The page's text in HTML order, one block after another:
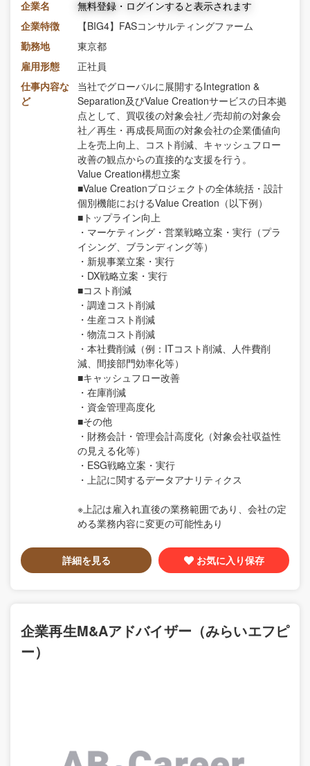
企業名
無料登録・ログインすると表示されます
企業特徴
【BIG4】FASコンサルティングファーム
勤務地
東京都
雇用形態
正社員
仕事内容な
ど
当社でグローバルに展開するIntegration &
Separation及びValue Creationサービスの日本拠
点として、買収後の対象会社／売却前の対象会
社／再生・再成長局面の対象会社の企業価値向
上を売上向上、コスト削減、キャッシュフロー
改善の観点からの直接的な支援を行う。
Value Creation構想立案
■Value Creationプロジェクトの全体統括・設計
個別機能におけるValue Creation（以下例）
■トップライン向上
・マーケティング・営業戦略立案・実行（プラ
イシング、ブランディング等）
・新規事業立案・実行
・DX戦略立案・実行
■コスト削減
・調達コスト削減
・生産コスト削減
・物流コスト削減
・本社費削減（例：ITコスト削減、人件費削
減、間接部門効率化等）
■キャッシュフロー改善
・在庫削減
・資金管理高度化
■その他
・財務会計・管理会計高度化（対象会社収益性
の見える化等）
・ESG戦略立案・実行
・上記に関するデータアナリティクス
※上記は雇入れ直後の業務範囲であり、会社の定
める業務内容に変更の可能性あり
詳細を見る お気に入り保存
企業再生M&Aアドバイザー（みらいエフピ
ー）